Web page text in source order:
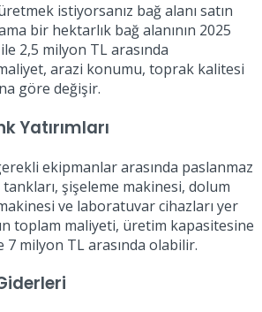
istiyorsanız bağ alanı satın
bir hektarlık bağ alanının 2025
2,5 milyon TL arasında
arazi konumu, toprak kalitesi
göre değişir.
Yatırımları
ekipmanlar arasında paslanmaz
şişeleme makinesi, dolum
ve laboratuvar cihazları yer
toplam maliyeti, üretim kapasitesine
milyon TL arasında olabilir.